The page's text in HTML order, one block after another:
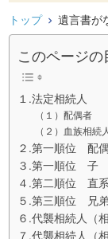
トップ 遺言書が
このページの
１.法定相続人
（１）配偶者
（２）血族相続人
２.第一順位 配
３.第一順位 子
４.第二順位 直
５.第三順位 兄
６.代襲相続人（
７.代襲相続人（